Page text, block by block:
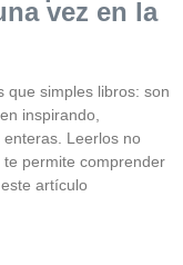
vez en la
que simples libros: son
inspirando,
Leerlos no
permite comprender
artículo